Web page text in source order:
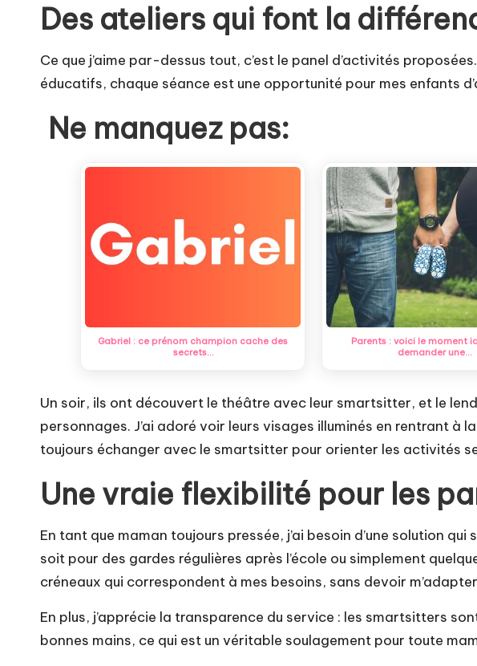
Des ateliers qui font la
Ce que j’aime par-dessus tout, c’est le panel d’activités
éducatifs, chaque séance est une opportunité pour mes enfants
Ne manquez pas:
Gabriel : ce prénom champion cache des
secrets…
Parents : voici le moment
demander une…
Un soir, ils ont découvert le théâtre avec leur smartsitter, et le
personnages. J’ai adoré voir leurs visages illuminés en rentrant à
toujours échanger avec le smartsitter pour orienter les activités
Une vraie flexibilité pour les
En tant que maman toujours pressée, j’ai besoin d’une solution
soit pour des gardes régulières après l’école ou simplement
créneaux qui correspondent à mes besoins, sans devoir
En plus, j’apprécie la transparence du service : les smartsitters
bonnes mains, ce qui est un véritable soulagement pour toute